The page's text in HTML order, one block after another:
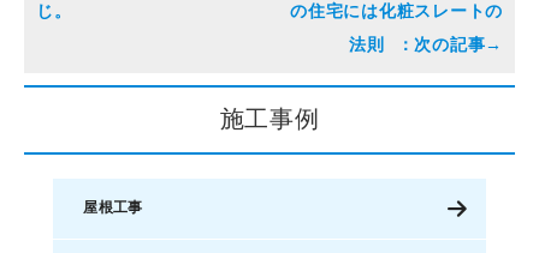
じ。
の住宅には化粧スレートの
法則
施工事例
屋根工事